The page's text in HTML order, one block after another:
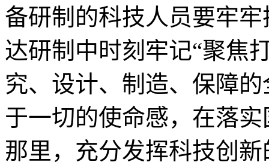
备研制的科技人员要牢
达研制中时刻牢记“聚焦
究、设计、制造、保障
于一切的使命感，在落
那里，充分发挥科技创